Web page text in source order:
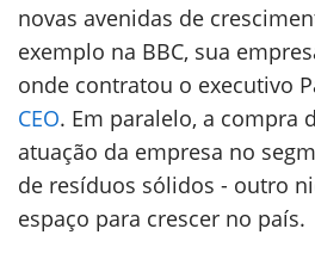
novas avenidas de
exemplo na BBC, sua
onde contratou o executivo
CEO. Em paralelo, a compra
atuação da empresa no
de resíduos sólidos - outro
espaço para crescer no país.